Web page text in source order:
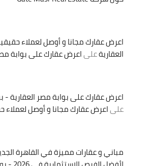
اعرض عقارك مجانا و أوصل لعملاء
العقاريةعلىاعرض عقارك على بوابة
اعرض عقارك على بوابة مصر العقارية -
علىاعرض عقارك مجانا و أوصل لعملاء
مباني و عقارات مميزة في القاهرة